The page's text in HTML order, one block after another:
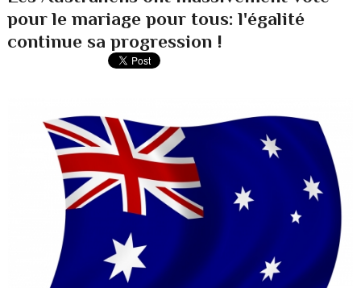
pour le mariage pour tous: l'égalité
continue sa progression !